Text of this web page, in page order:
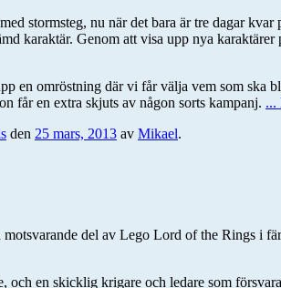
stormsteg, nu när det bara är tre dagar
karaktär. Genom att visa upp nya
en omröstning där vi får välja vem som ska
får en extra skjuts av någon sorts kampanj. ...
den 25 mars, 2013 av Mikael.
del av Lego Lord of the Rings i
en skicklig krigare och ledare som